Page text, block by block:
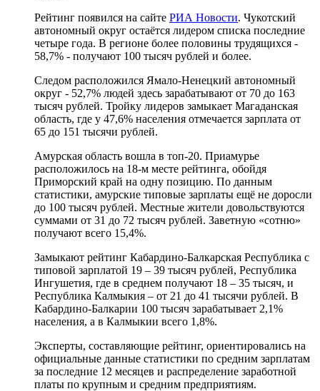
Рейтинг появился на сайте РИА Новости. Чукотский
автономный округ остаётся лидером списка последние
четыре года. В регионе более половины трудящихся -
58,7% - получают 100 тысяч рублей и более.
Следом расположился Ямало-Ненецкий автономный
округ - 52,7% людей здесь зарабатывают от 70 до 163
тысяч рублей. Тройку лидеров замыкает Магаданская
область, где у 47,6% населения отмечается зарплата от
65 до 151 тысячи рублей.
Амурская область вошла в топ-20. Приамурье
расположилось на 18-м месте рейтинга, обойдя
Приморский край на одну позицию. По данным
статистики, амурские типовые зарплаты ещё не доросли
до 100 тысяч рублей. Местные жители довольствуются
суммами от 31 до 72 тысяч рублей. Заветную «сотню»
получают всего 15,4%.
Замыкают рейтинг Кабардино-Балкарская Республика с
типовой зарплатой 19 – 39 тысяч рублей, Республика
Ингушетия, где в среднем получают 18 – 35 тысяч, и
Республика Калмыкия – от 21 до 41 тысячи рублей. В
Кабардино-Балкарии 100 тысяч зарабатывает 2,1%
населения, а в Калмыкии всего 1,8%.
Эксперты, составляющие рейтинг, ориентировались на
официальные данные статистики по средним зарплатам
за последние 12 месяцев и распределение заработной
платы по крупным и средним предприятиям.